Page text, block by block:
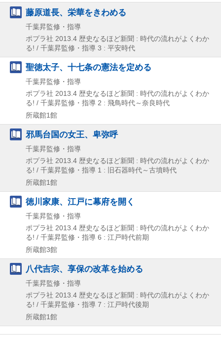
藤原道長、栄華をきわめる
千葉昇監修・指導
ポプラ社 2013.4 歴史なるほど新聞 : 時代の流れがよくわか
る! / 千葉昇監修・指導 3 : 平安時代
聖徳太子、十七条の憲法を定める
千葉昇監修・指導
ポプラ社 2013.4 歴史なるほど新聞 : 時代の流れがよくわか
る! / 千葉昇監修・指導 2 : 飛鳥時代～奈良時代
所蔵館1館
邪馬台国の女王、卑弥呼
千葉昇監修・指導
ポプラ社 2013.4 歴史なるほど新聞 : 時代の流れがよくわか
る! / 千葉昇監修・指導 1 : 旧石器時代～古墳時代
所蔵館1館
徳川家康、江戸に幕府を開く
千葉昇監修・指導
ポプラ社 2013.4 歴史なるほど新聞 : 時代の流れがよくわか
る! / 千葉昇監修・指導 6 : 江戸時代前期
所蔵館3館
八代吉宗、享保の改革を始める
千葉昇監修・指導
ポプラ社 2013.4 歴史なるほど新聞 : 時代の流れがよくわか
る! / 千葉昇監修・指導 7 : 江戸時代後期
所蔵館1館